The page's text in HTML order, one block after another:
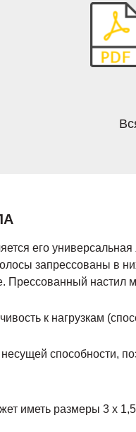
его универсальная
запрессованы в
Прессованный настил
к нагрузкам
способности,
иметь размеры 3 х 1,5